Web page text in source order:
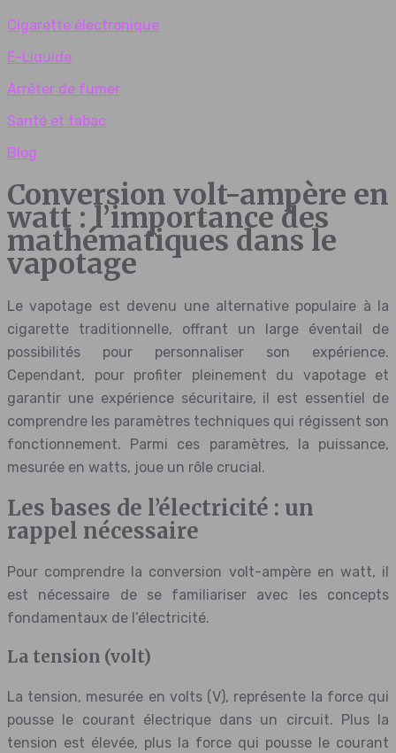
Cigarette électronique
E-Liquide
Arrêter de fumer
Santé et tabac
Blog
Conversion volt-ampère en
watt : l’importance des
mathématiques dans le
vapotage
Le vapotage est devenu une alternative populaire à la
cigarette traditionnelle, offrant un large éventail de
possibilités pour personnaliser son expérience.
Cependant, pour profiter pleinement du vapotage et
garantir une expérience sécuritaire, il est essentiel de
comprendre les paramètres techniques qui régissent son
fonctionnement. Parmi ces paramètres, la puissance,
mesurée en watts, joue un rôle crucial.
Les bases de l’électricité : un
rappel nécessaire
Pour comprendre la conversion volt-ampère en watt, il
est nécessaire de se familiariser avec les concepts
fondamentaux de l’électricité.
La tension (volt)
La tension, mesurée en volts (V), représente la force qui
pousse le courant électrique dans un circuit. Plus la
tension est élevée, plus la force qui pousse le courant